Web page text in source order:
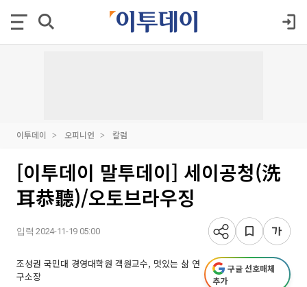
이투데이 오피니언 칼럼
[이투데이 말투데이] 세이공청(洗
耳恭聽)/오토브라우징
입력 2024-11-19 05:00
조성권 국민대 경영대학원 객원교수, 멋있는 삶 연
구소장
구글 선호매체
추가